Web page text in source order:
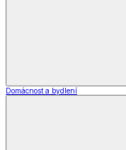
Domácnost a bydlení